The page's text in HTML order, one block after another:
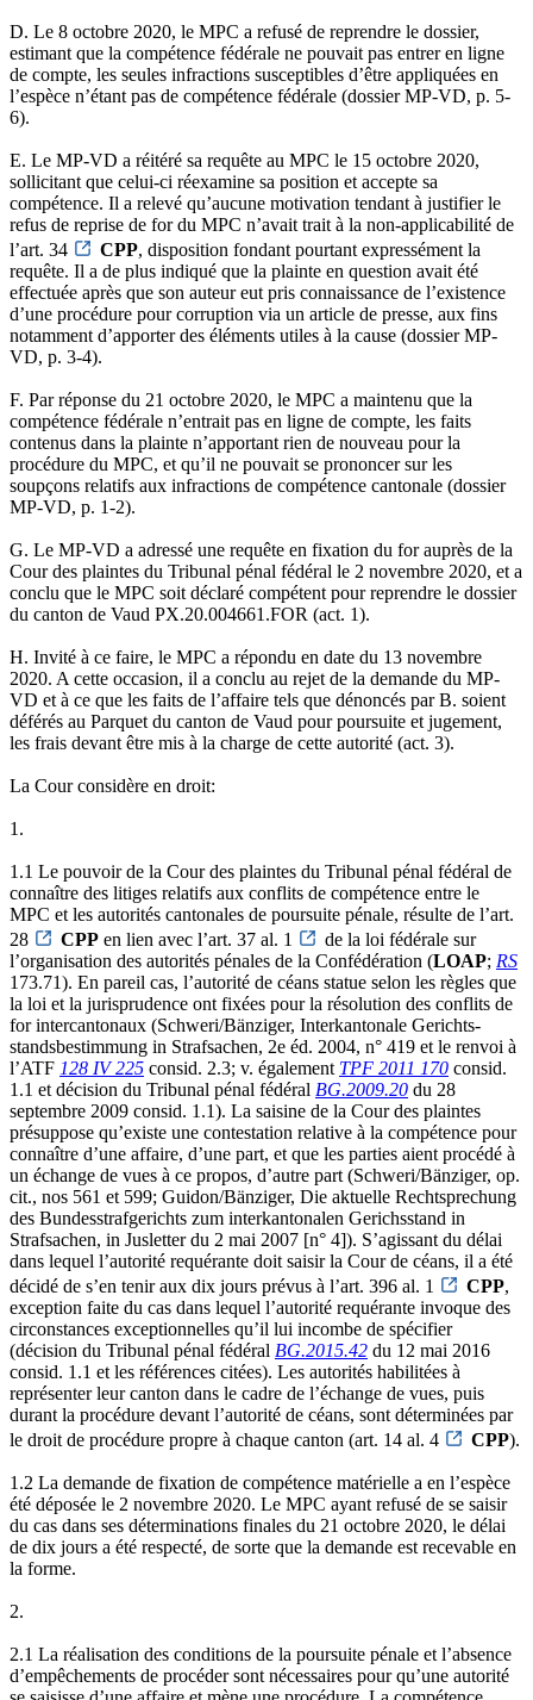
D. Le 8 octobre 2020, le MPC a refusé de reprendre le dossier,
estimant que la compétence fédérale ne pouvait pas entrer en ligne
de compte, les seules infractions susceptibles d’être appliquées en
l’espèce n’étant pas de compétence fédérale (dossier MP-VD, p. 5-
6).
E. Le MP-VD a réitéré sa requête au MPC le 15 octobre 2020,
sollicitant que celui-ci réexamine sa position et accepte sa
compétence. Il a relevé qu’aucune motivation tendant à justifier le
refus de reprise de for du MPC n’avait trait à la non-applicabilité de
l’art. 34
CPP, disposition fondant pourtant expressément la
requête. Il a de plus indiqué que la plainte en question avait été
effectuée après que son auteur eut pris connaissance de l’existence
d’une procédure pour corruption via un article de presse, aux fins
notamment d’apporter des éléments utiles à la cause (dossier MP-
VD, p. 3-4).
F. Par réponse du 21 octobre 2020, le MPC a maintenu que la
compétence fédérale n’entrait pas en ligne de compte, les faits
contenus dans la plainte n’apportant rien de nouveau pour la
procédure du MPC, et qu’il ne pouvait se prononcer sur les
soupçons relatifs aux infractions de compétence cantonale (dossier
MP-VD, p. 1-2).
G. Le MP-VD a adressé une requête en fixation du for auprès de la
Cour des plaintes du Tribunal pénal fédéral le 2 novembre 2020, et a
conclu que le MPC soit déclaré compétent pour reprendre le dossier
du canton de Vaud PX.20.004661.FOR (act. 1).
H. Invité à ce faire, le MPC a répondu en date du 13 novembre
2020. A cette occasion, il a conclu au rejet de la demande du MP-
VD et à ce que les faits de l’affaire tels que dénoncés par B. soient
déférés au Parquet du canton de Vaud pour poursuite et jugement,
les frais devant être mis à la charge de cette autorité (act. 3).
La Cour considère en droit:
1.
1.1 Le pouvoir de la Cour des plaintes du Tribunal pénal fédéral de
connaître des litiges relatifs aux conflits de compétence entre le
MPC et les autorités cantonales de poursuite pénale, résulte de l’art.
28
CPP en lien avec l’art. 37 al. 1
de la loi fédérale sur
l’organisation des autorités pénales de la Confédération (LOAP; RS
173.71). En pareil cas, l’autorité de céans statue selon les règles que
la loi et la jurisprudence ont fixées pour la résolution des conflits de
for intercantonaux (Schweri/Bänziger, Interkantonale Gerichts­
standsbestimmung in Strafsachen, 2e éd. 2004, n° 419 et le renvoi à
l’ATF 128 IV 225 consid. 2.3; v. également TPF 2011 170 consid.
1.1 et décision du Tribunal pénal fédéral BG.2009.20 du 28
septembre 2009 consid. 1.1). La saisine de la Cour des plaintes
présuppose qu’existe une contestation relative à la compétence pour
connaître d’une affaire, d’une part, et que les parties aient procédé à
un échange de vues à ce propos, d’autre part (Schweri/Bänziger, op.
cit., nos 561 et 599; Guidon/Bänziger, Die aktuelle Rechtsprechung
des Bundesstrafgerichts zum interkantonalen Gerichsstand in
Strafsachen, in Jusletter du 2 mai 2007 [n° 4]). S’agissant du délai
dans lequel l’autorité requérante doit saisir la Cour de céans, il a été
décidé de s’en tenir aux dix jours prévus à l’art. 396 al. 1
CPP,
exception faite du cas dans lequel l’autorité requérante invoque des
circonstances exceptionnelles qu’il lui incombe de spécifier
(décision du Tribunal pénal fédéral BG.2015.42 du 12 mai 2016
consid. 1.1 et les références citées). Les autorités habilitées à
représenter leur canton dans le cadre de l’échange de vues, puis
durant la procédure devant l’autorité de céans, sont déterminées par
le droit de procédure propre à chaque canton (art. 14 al. 4
CPP).
1.2 La demande de fixation de compétence matérielle a en l’espèce
été déposée le 2 novembre 2020. Le MPC ayant refusé de se saisir
du cas dans ses déterminations finales du 21 octobre 2020, le délai
de dix jours a été respecté, de sorte que la demande est recevable en
la forme.
2.
2.1 La réalisation des conditions de la poursuite pénale et l’absence
d’empêchements de procéder sont nécessaires pour qu’une autorité